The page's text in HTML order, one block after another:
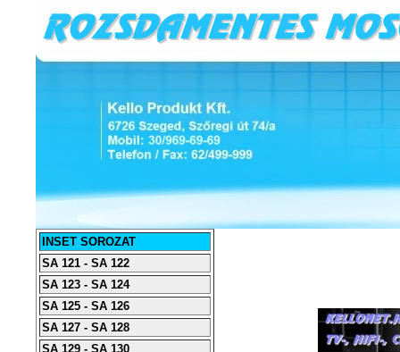
INSET SOROZAT
SA 121 - SA 122
SA 123 - SA 124
SA 125 - SA 126
SA 127 - SA 128
SA 129 - SA 130